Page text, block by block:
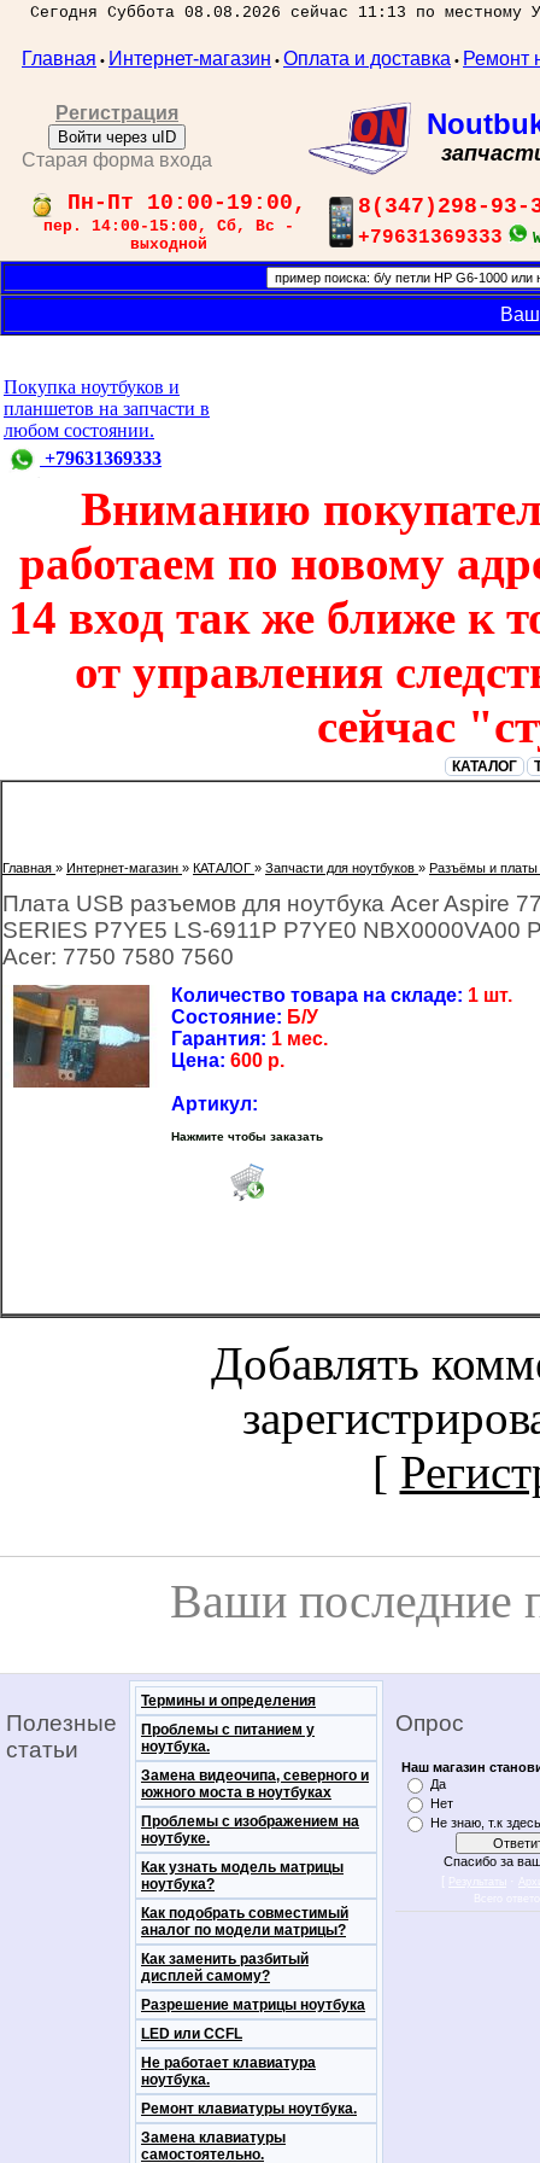
Сегодня Суббота 08.08.2026 сейчас 11:13 по местному
Главная • Интернет-магазин • Оплата и доставка • Ремонт
Регистрация
Войти через uID
Старая форма входа
Пн-Пт 10:00-19:00,
пер. 14:00-15:00, Сб, Вс -
выходной
8(347)298-93-
+79631369333
Покупка ноутбуков и
планшетов на запчасти в
любом состоянии.
+79631369333
Вниманию
работаем по новому
14 вход так же ближе к
от управления
сейчас
КАТАЛОГ
Главная » Интернет-магазин » КАТАЛОГ » Запчасти для ноутбуков » Разъёмы и платы
Плата USB разъемов для ноутбука Acer Aspire
SERIES P7YE5 LS-6911P P7YE0 NBX0000VA00
Acer: 7750 7580 7560
Количество товара на складе: 1 шт.
Состояние: Б/У
Гарантия: 1 мес.
Цена: 600 р.
Артикул:
Нажмите чтобы заказать
Добавлять
[
Ваши последние
Полезные
статьи
Термины и определения
Проблемы с питанием у
ноутбука.
Замена видеочипа, северного и
южного моста в ноутбуках
Проблемы с изображением на
ноутбуке.
Как узнать модель матрицы
ноутбука?
Как подобрать совместимый
аналог по модели матрицы?
Как заменить разбитый
дисплей самому?
Разрешение матрицы ноутбука
LED или CCFL
Не работает клавиатура
ноутбука.
Ремонт клавиатуры ноутбука.
Замена клавиатуры
самостоятельно.
Опрос
Наш магазин
Да
Нет
Не знаю, т.к
Спасибо за